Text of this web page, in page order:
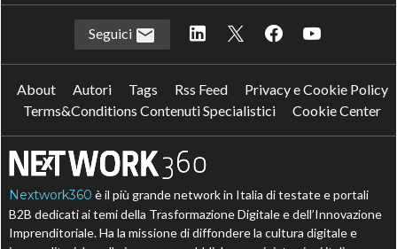
Seguici
About Autori Tags Rss Feed
Privacy e Cookie Policy
Terms&Conditions Contenuti Specialistici
Cookie Center
Nextwork360 è il più grande network in Italia di testate e portali
B2B dedicati ai temi della Trasformazione Digitale e dell’Innovazione
Imprenditoriale. Ha la missione di diffondere la cultura digitale e